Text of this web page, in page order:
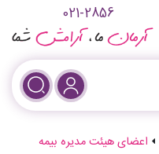
021-2856
اعضای هیئت مدیره بیمه